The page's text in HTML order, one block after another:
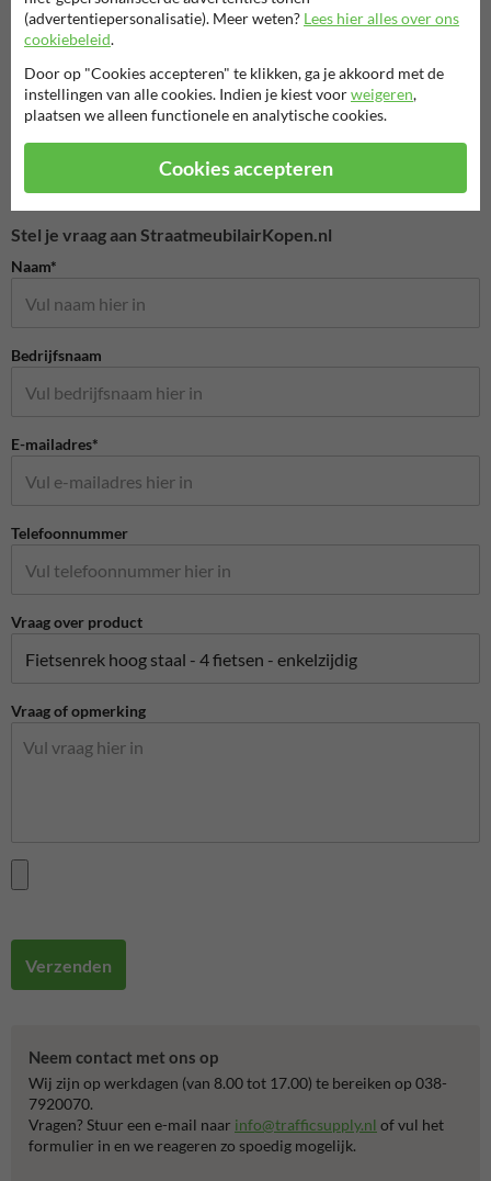
zoals bevestigingsschroeven en een handleiding, zit erbij. De maten
zijn: standaardafstand 42 cm, buisdiameter 18 mm, wanddikte 2 mm,
en een standaardprofiel van 30x30x1,5mm.
Stel je vraag aan StraatmeubilairKopen.nl
Naam*
Bedrijfsnaam
E-mailadres*
Telefoonnummer
Vraag over product
Vraag of opmerking
Verzenden
Neem contact met ons op
Wij zijn op werkdagen (van 8.00 tot 17.00) te bereiken op 038-
7920070.
Vragen? Stuur een e-mail naar info@trafficsupply.nl of vul het
formulier in en we reageren zo spoedig mogelijk.
(advertentiepersonalisatie). Meer weten? Lees hier alles over ons
cookiebeleid.
Door op "Cookies accepteren" te klikken, ga je akkoord met de
instellingen van alle cookies. Indien je kiest voorweigeren,
plaatsen we alleen functionele en analytische cookies.
Cookies accepteren